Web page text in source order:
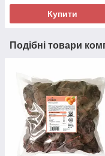
Купити
Подібні товари